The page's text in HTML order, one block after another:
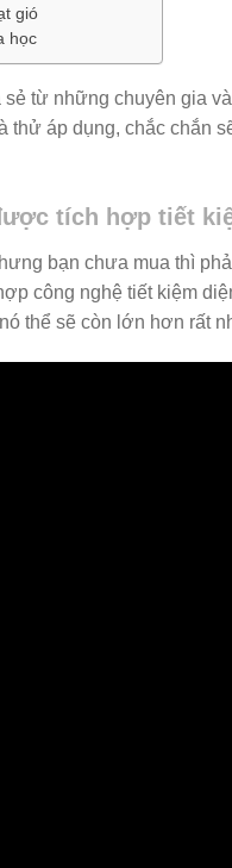
gió
học
từ những chuyên gia
thử áp dụng, chắc chắn
tích hợp tiết
bạn chưa mua thì
công nghệ tiết kiệm
thể sẽ còn lớn hơn rất